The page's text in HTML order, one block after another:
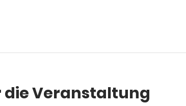
die Veranstaltung